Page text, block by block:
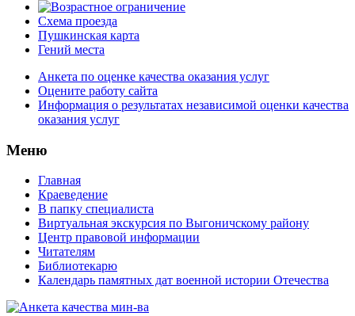
Схема проезда
Пушкинская карта
Гений места
Анкета по оценке качества оказания услуг
Оцените работу сайта
Информация о результатах независимой оценки качества
оказания услуг
Меню
Главная
Краеведение
В папку специалиста
Виртуальная экскурсия по Выгоничскому району
Центр правовой информации
Читателям
Библиотекарю
Календарь памятных дат военной истории Отечества